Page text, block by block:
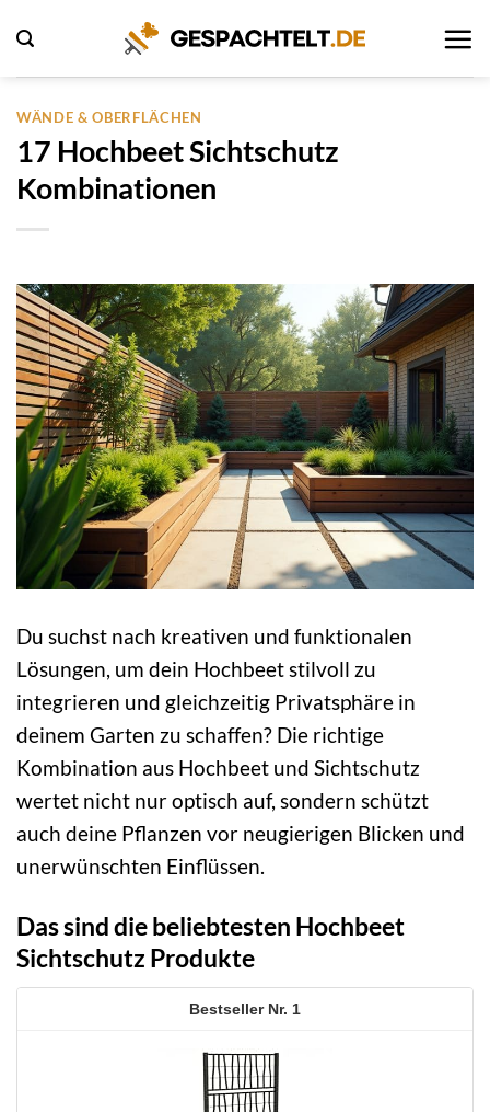
Inhalt
springen
WÄNDE & OBERFLÄCHEN
17 Hochbeet Sichtschutz
Kombinationen
Du suchst nach kreativen und funktionalen
Lösungen, um dein Hochbeet stilvoll zu
integrieren und gleichzeitig Privatsphäre in
deinem Garten zu schaffen? Die richtige
Kombination aus Hochbeet und Sichtschutz
wertet nicht nur optisch auf, sondern schützt
auch deine Pflanzen vor neugierigen Blicken und
unerwünschten Einflüssen.
Das sind die beliebtesten Hochbeet
Sichtschutz Produkte
1